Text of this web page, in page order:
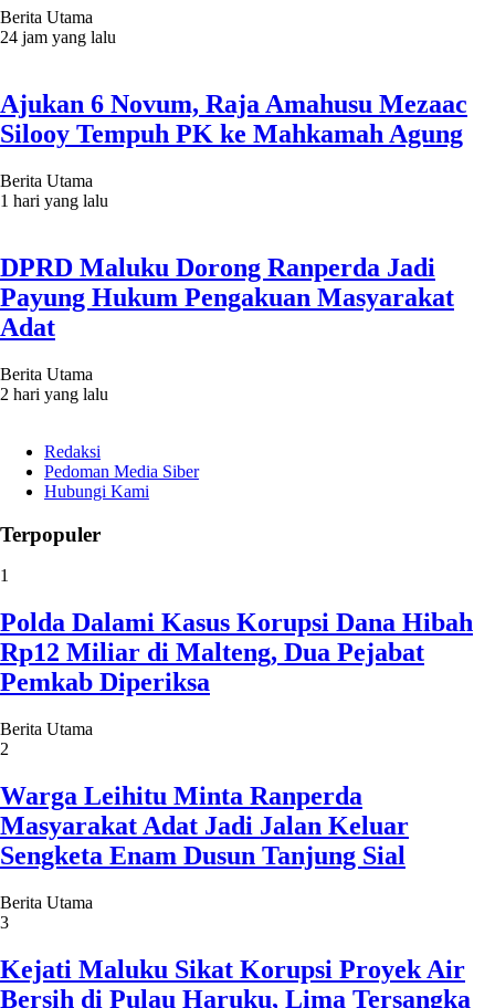
Berita Utama
24 jam yang lalu
Ajukan 6 Novum, Raja Amahusu Mezaac
Silooy Tempuh PK ke Mahkamah Agung
Berita Utama
1 hari yang lalu
DPRD Maluku Dorong Ranperda Jadi
Payung Hukum Pengakuan Masyarakat
Adat
Berita Utama
2 hari yang lalu
Redaksi
Pedoman Media Siber
Hubungi Kami
Terpopuler
1
Polda Dalami Kasus Korupsi Dana Hibah
Rp12 Miliar di Malteng, Dua Pejabat
Pemkab Diperiksa
Berita Utama
2
Warga Leihitu Minta Ranperda
Masyarakat Adat Jadi Jalan Keluar
Sengketa Enam Dusun Tanjung Sial
Berita Utama
3
Kejati Maluku Sikat Korupsi Proyek Air
Bersih di Pulau Haruku, Lima Tersangka